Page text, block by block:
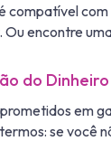
compatível com
encontre
do Dinheiro
em
se você